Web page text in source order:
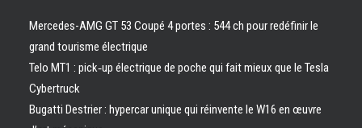
Mercedes-AMG GT 53 Coupé 4 portes : 544 ch pour redéfinir le
grand tourisme électrique
Telo MT1 : pick‑up électrique de poche qui fait mieux que le Tesla
Cybertruck
Bugatti Destrier : hypercar unique qui réinvente le W16 en œuvre